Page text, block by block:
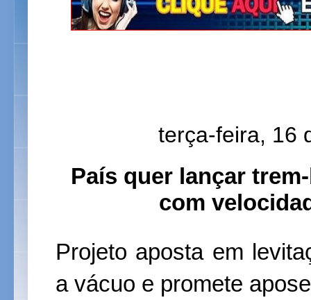
terça-feira, 16
País quer lançar
com
Projeto aposta em
a vácuo e promete